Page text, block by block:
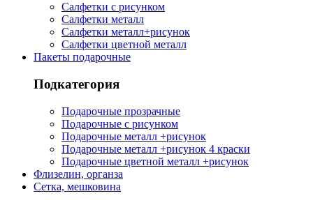
Салфетки с рисунком
Салфетки металл
Салфетки металл+рисунок
Салфетки цветной металл
Пакеты подарочные
Подкатегория
Подарочные прозрачные
Подарочные с рисунком
Подарочные металл +рисунок
Подарочные металл +рисунок 4 краски
Подарочные цветной металл +рисунок
Флизелин, органза
Сетка, мешковина